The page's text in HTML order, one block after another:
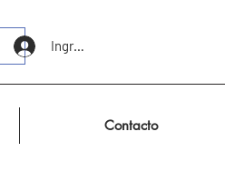
Ingresar
Contacto